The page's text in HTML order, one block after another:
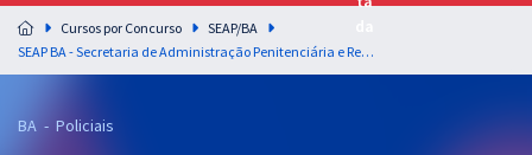
Preparação completa e intensiva para as principais
residências em saúde do Brasil
Cursos por Concurso
SEAP/BA
SEAP BA - Secretaria de Administração Penitenciária e Ressocialização do Estado da Bahia - Direitos Humanos para o Cargo de Polícia Penal - Professores: Alice Rocha e Thiago Medeiros (Pós-Edital)
BA - Policiais